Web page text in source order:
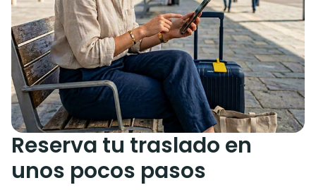
Reserva tu traslado en
unos pocos pasos